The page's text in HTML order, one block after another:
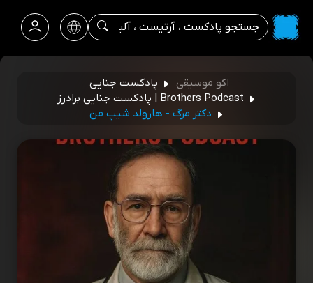
اکو موسیقی
پادکست جنایی
Brothers Podcast | پادکست جنایی برادرز
دکتر مرگ - هارولد شیپ من